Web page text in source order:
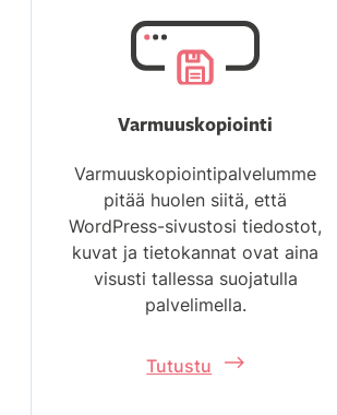
Varmuuskopiointi
Varmuuskopiointipalvelumme
pitää huolen siitä, että
WordPress-sivustosi tiedostot,
kuvat ja tietokannat ovat aina
visusti tallessa suojatulla
palvelimella.
Tutustu